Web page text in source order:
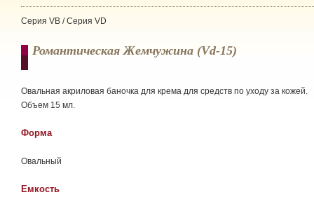
Серия VB / Серия VD
Романтическая Жемчужина (vd-15)
Овальная акриловая баночка для крема для средств по уходу за кожей.
Объем 15 мл.
Форма
Овальный
Емкость